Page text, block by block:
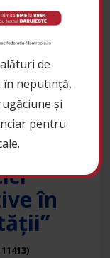
în
de
în neputință,
și
pentru